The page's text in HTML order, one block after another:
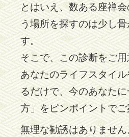
とはいえ、数ある座禅
う場所を探すのは少し
す。
そこで、この診断をご
あなたのライフスタイ
るだけで、今のあなた
方」をピンポイントで
無理な勧誘はありませ